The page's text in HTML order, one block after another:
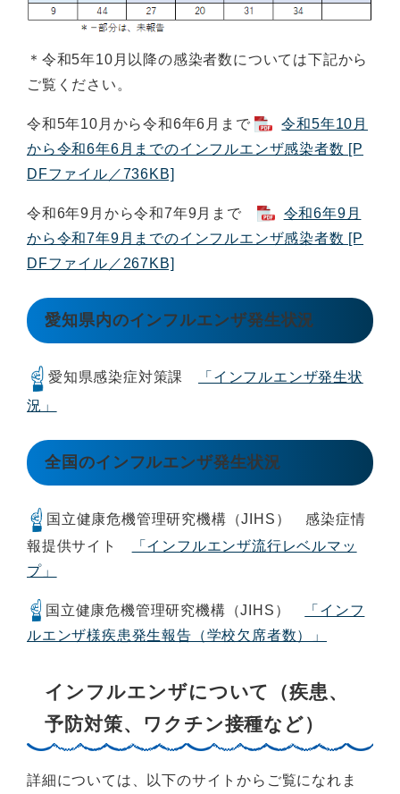
＊令和5年10月以降の感染者数については下記から
ご覧ください。
令和5年10月から令和6年6月まで
令和5年10月
から令和6年6月までのインフルエンザ感染者数 [P
DFファイル／736KB]
令和6年9月から令和7年9月まで
令和6年9月
から令和7年9月までのインフルエンザ感染者数 [P
DFファイル／267KB]
愛知県内のインフルエンザ発生状況
愛知県感染症対策課
「インフルエンザ発生状
況」
全国のインフルエンザ発生状況
国立健康危機管理研究機構（JIHS） 感染症情
報提供サイト
「インフルエンザ流行レベルマッ
プ」
国立健康危機管理研究機構（JIHS）
「インフ
ルエンザ様疾患発生報告（学校欠席者数）」
インフルエンザについて（疾患、
予防対策、ワクチン接種など）
詳細については、以下のサイトからご覧になれま